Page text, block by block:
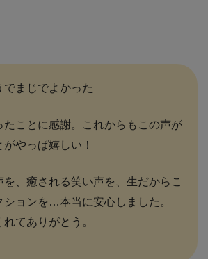
でまじでよかった
たことに感謝。これからもこの声が
がやっぱ嬉しい！
を、癒される笑い声を、生だからこ
ションを…本当に安心しました。
てありがとう。